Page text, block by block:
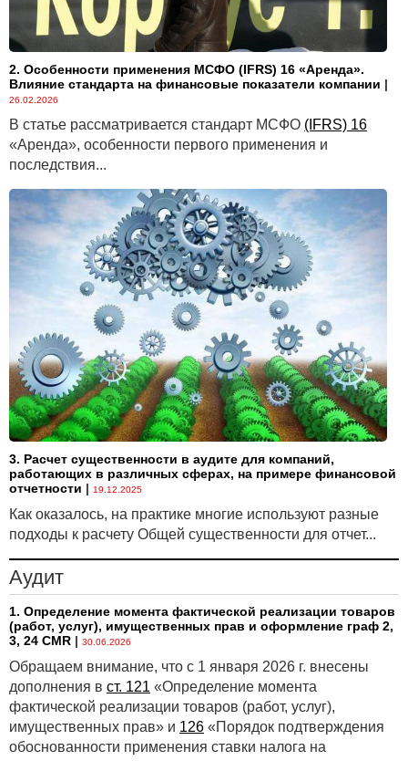
2. Особенности применения МСФО (IFRS) 16 «Аренда».
Влияние стандарта на финансовые показатели компании |
26.02.2026
В статье рассматривается стандарт МСФО (IFRS) 16
«Аренда», особенности первого применения и
последствия...
3. Расчет существенности в аудите для компаний,
работающих в различных сферах, на примере финансовой
отчетности | 19.12.2025
Как оказалось, на практике многие используют разные
подходы к расчету Общей существенности для отчет...
Аудит
1. Определение момента фактической реализации товаров
(работ, услуг), имущественных прав и оформление граф 2,
3, 24 CMR | 30.06.2026
Обращаем внимание, что с 1 января 2026 г. внесены
дополнения в ст. 121 «Определение момента
фактической реализации товаров (работ, услуг),
имущественных прав» и 126 «Порядок подтверждения
обоснованности применения ставки налога на